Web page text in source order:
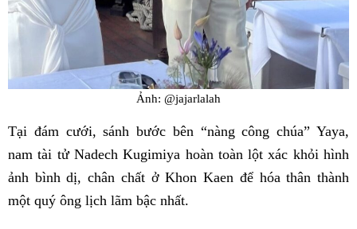
Ảnh: @jajarlalah
Tại đám cưới, sánh bước bên “nàng công chúa” Yaya,
nam tài tử Nadech Kugimiya hoàn toàn lột xác khỏi hình
ảnh bình dị, chân chất ở Khon Kaen để hóa thân thành
một quý ông lịch lãm bậc nhất.